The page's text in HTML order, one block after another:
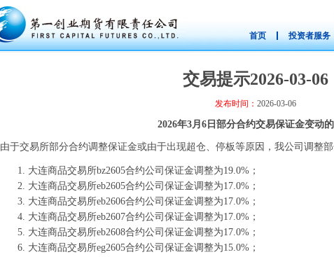
首页
投资者服务
交易提示2026-03-06
发布时间： 2026-03-06
2026年3月6日部分合约交易保证金变动
由于交易所部分合约调整保证金或由于出现超仓、停板等原因，我公司调整
大连商品交易所bz2605合约公司保证金调整为19.0%；
大连商品交易所eb2605合约公司保证金调整为17.0%；
大连商品交易所eb2606合约公司保证金调整为17.0%；
大连商品交易所eb2607合约公司保证金调整为17.0%；
大连商品交易所eb2608合约公司保证金调整为17.0%；
大连商品交易所eg2605合约公司保证金调整为15.0%；